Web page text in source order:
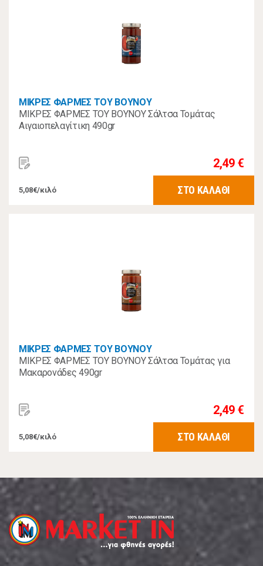
ΜΙΚΡΕΣ ΦΑΡΜΕΣ ΤΟΥ ΒΟΥΝΟΥ
ΜΙΚΡΕΣ ΦΑΡΜΕΣ ΤΟΥ ΒΟΥΝΟΥ Σάλτσα Τομάτας
Αιγαιοπελαγίτικη 490gr
2,49 €
5,08€/κιλό ΣΤΟ ΚΑΛΑΘΙ
ΜΙΚΡΕΣ ΦΑΡΜΕΣ ΤΟΥ ΒΟΥΝΟΥ
ΜΙΚΡΕΣ ΦΑΡΜΕΣ ΤΟΥ ΒΟΥΝΟΥ Σάλτσα Τομάτας για
Μακαρονάδες 490gr
2,49 €
5,08€/κιλό ΣΤΟ ΚΑΛΑΘΙ